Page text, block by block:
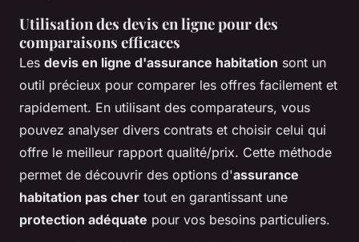
Utilisation des devis en ligne pour des
comparaisons efficaces
Les devis en ligne d'assurance habitation sont un
outil précieux pour comparer les offres facilement et
rapidement. En utilisant des comparateurs, vous
pouvez analyser divers contrats et choisir celui qui
offre le meilleur rapport qualité/prix. Cette méthode
permet de découvrir des options d'assurance
habitation pas cher tout en garantissant une
protection adéquate pour vos besoins particuliers.